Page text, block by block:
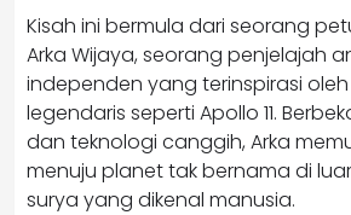
Kisah ini bermula dari seorang
Arka Wijaya, seorang penjelajah
independen yang terinspirasi oleh
legendaris seperti Apollo 11.
dan teknologi canggih, Arka
menuju planet tak bernama di
surya yang dikenal manusia.